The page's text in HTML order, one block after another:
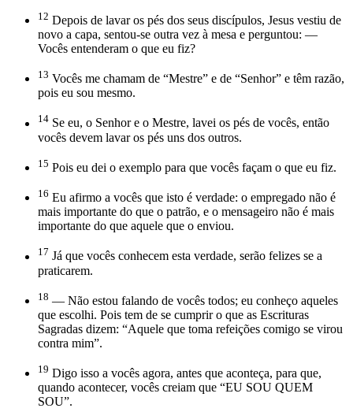
12 Depois de lavar os pés dos seus discípulos, Jesus vestiu de
novo a capa, sentou-se outra vez à mesa e perguntou: —
Vocês entenderam o que eu fiz?
13 Vocês me chamam de “Mestre” e de “Senhor” e têm razão,
pois eu sou mesmo.
14 Se eu, o Senhor e o Mestre, lavei os pés de vocês, então
vocês devem lavar os pés uns dos outros.
15 Pois eu dei o exemplo para que vocês façam o que eu fiz.
16 Eu afirmo a vocês que isto é verdade: o empregado não é
mais importante do que o patrão, e o mensageiro não é mais
importante do que aquele que o enviou.
17 Já que vocês conhecem esta verdade, serão felizes se a
praticarem.
18 — Não estou falando de vocês todos; eu conheço aqueles
que escolhi. Pois tem de se cumprir o que as Escrituras
Sagradas dizem: “Aquele que toma refeições comigo se virou
contra mim”.
19 Digo isso a vocês agora, antes que aconteça, para que,
quando acontecer, vocês creiam que “EU SOU QUEM
SOU”.